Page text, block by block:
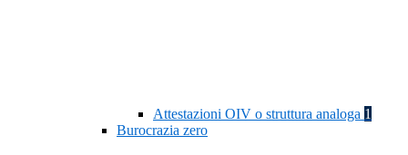
Attestazioni OIV o struttura analoga 1
Burocrazia zero